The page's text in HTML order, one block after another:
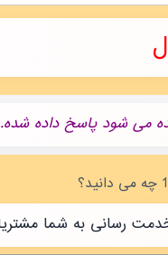
می شود پاسخ داده شده.